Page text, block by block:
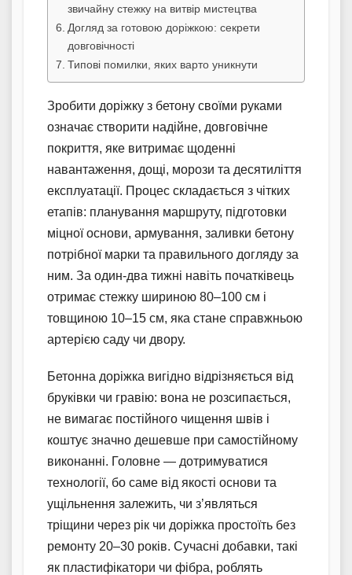
звичайну стежку на витвір мистецтва
Догляд за готовою доріжкою: секрети
довговічності
Типові помилки, яких варто уникнути
Зробити доріжку з бетону своїми руками
означає створити надійне, довговічне
покриття, яке витримає щоденні
навантаження, дощі, морози та десятиліття
експлуатації. Процес складається з чітких
етапів: планування маршруту, підготовки
міцної основи, армування, заливки бетону
потрібної марки та правильного догляду за
ним. За один-два тижні навіть початківець
отримає стежку шириною 80–100 см і
товщиною 10–15 см, яка стане справжньою
артерією саду чи двору.
Бетонна доріжка вигідно відрізняється від
бруківки чи гравію: вона не розсипається,
не вимагає постійного чищення швів і
коштує значно дешевше при самостійному
виконанні. Головне — дотримуватися
технології, бо саме від якості основи та
ущільнення залежить, чи з’являться
тріщини через рік чи доріжка простоїть без
ремонту 20–30 років. Сучасні добавки, такі
як пластифікатори чи фібра, роблять